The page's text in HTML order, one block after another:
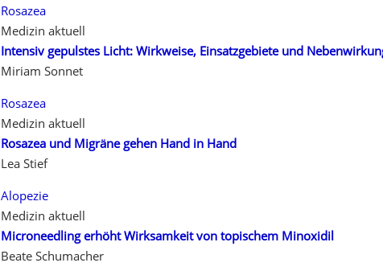
Rosazea
Medizin aktuell
Intensiv gepulstes Licht: Wirkweise, Einsatzgebiete und
Miriam Sonnet
Rosazea
Medizin aktuell
Rosazea und Migräne gehen Hand in Hand
Lea Stief
Alopezie
Medizin aktuell
Microneedling erhöht Wirksamkeit von topischem Minoxidil
Beate Schumacher